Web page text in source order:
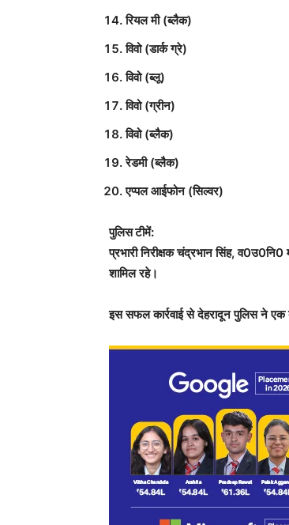
रियल मी (ब्लैक)
विवो (डार्क ग्रे)
विवो (ब्लू)
विवो (ग्रीन)
विवो (ब्लैक)
रेडमी (ब्लैक)
एप्पल आईफोन (सिल्वर)
पुलिस टीमें:
प्रभारी निरीक्षक चंद्रभान सिंह,
शामिल रहे।
इस सफल कार्रवाई से देहरादून पुलिस ने एक